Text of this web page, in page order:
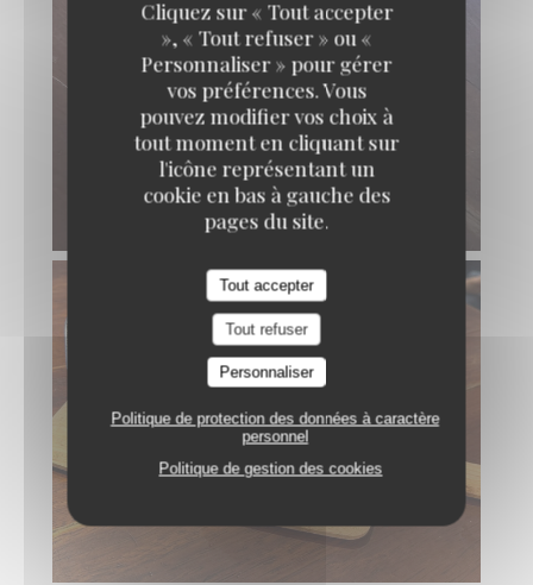
Cliquez sur « Tout accepter
», « Tout refuser » ou «
Personnaliser » pour gérer
vos préférences. Vous
pouvez modifier vos choix à
tout moment en cliquant sur
l'icône représentant un
cookie en bas à gauche des
pages du site.
Tout accepter
Tout refuser
Personnaliser
Politique de protection des données à caractère
personnel
Politique de gestion des cookies